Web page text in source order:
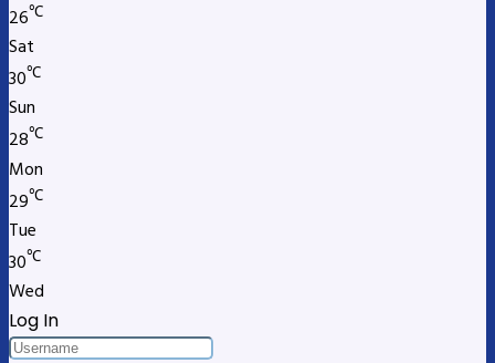
26℃
Sat
30℃
Sun
28℃
Mon
29℃
Tue
30℃
Wed
Log In